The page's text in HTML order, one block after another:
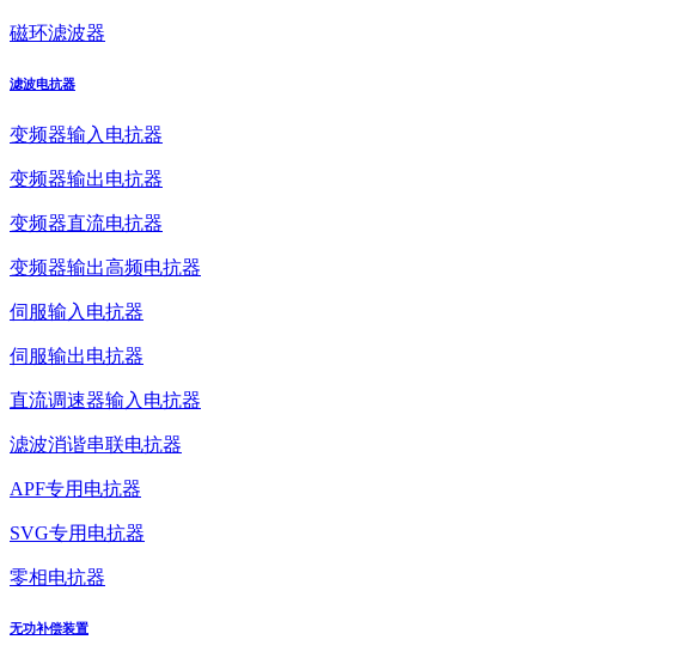
磁环滤波器
滤波电抗器
变频器输入电抗器
变频器输出电抗器
变频器直流电抗器
变频器输出高频电抗器
伺服输入电抗器
伺服输出电抗器
直流调速器输入电抗器
滤波消谐串联电抗器
APF专用电抗器
SVG专用电抗器
零相电抗器
无功补偿装置